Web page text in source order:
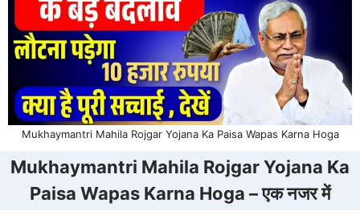
Mukhaymantri Mahila Rojgar Yojana Ka Paisa Wapas Karna Hoga
Mukhaymantri Mahila Rojgar Yojana Ka
Paisa Wapas Karna Hoga – एक नजर में